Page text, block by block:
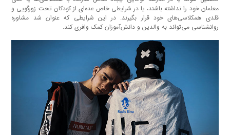
معلمان خود را نداشته باشند، یا در شرایطی خاص عده‌ای از کودکان تحت زورگویی و
قلدی همکلاسی‌های خود قرار بگیرند. در این شرایطی که عنوان شد مشاوره
روانشناسی می‌تواند به والدین و دانش‌آموزان کمک وافری کند.